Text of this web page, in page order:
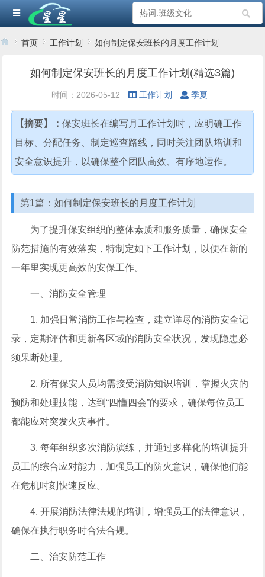
首页 工作计划
›
如何制定保安班长的月度工作计划
如何制定保安班长的月度工作计划(精选3篇)
时间：2026-05-12 工作计划 季夏
【摘要】：保安班长在编写月工作计划时，应明确工作
目标、分配任务、制定巡查路线，同时关注团队培训和
安全意识提升，以确保整个团队高效、有序地运作。
第1篇：如何制定保安班长的月度工作计划
为了提升保安组织的整体素质和服务质量，确保安全
防范措施的有效落实，特制定如下工作计划，以便在新的
一年里实现更高效的安保工作。
一、消防安全管理
1. 加强日常消防工作与检查，建立详尽的消防安全记
录，定期评估和更新各区域的消防安全状况，发现隐患必
须果断处理。
2. 所有保安人员均需接受消防知识培训，掌握火灾的
预防和处理技能，达到“四懂四会”的要求，确保每位员工
都能应对突发火灾事件。
3. 每年组织多次消防演练，并通过多样化的培训提升
员工的综合应对能力，加强员工的防火意识，确保他们能
在危机时刻快速反应。
4. 开展消防法律法规的培训，增强员工的法律意识，
确保在执行职务时合法合规。
二、治安防范工作